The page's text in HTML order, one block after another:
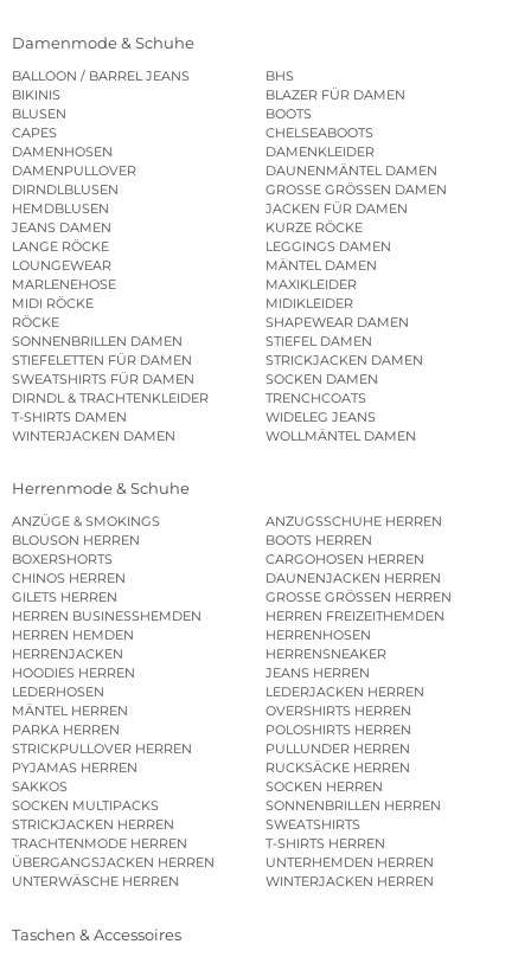
Damenmode & Schuhe
BALLOON / BARREL JEANS
BHS
BIKINIS
BLAZER FÜR DAMEN
BLUSEN
BOOTS
CAPES
CHELSEABOOTS
DAMENHOSEN
DAMENKLEIDER
DAMENPULLOVER
DAUNENMÄNTEL DAMEN
DIRNDLBLUSEN
GROSSE GRÖSSEN DAMEN
HEMDBLUSEN
JACKEN FÜR DAMEN
JEANS DAMEN
KURZE RÖCKE
LANGE RÖCKE
LEGGINGS DAMEN
LOUNGEWEAR
MÄNTEL DAMEN
MARLENEHOSE
MAXIKLEIDER
MIDI RÖCKE
MIDIKLEIDER
RÖCKE
SHAPEWEAR DAMEN
SONNENBRILLEN DAMEN
STIEFEL DAMEN
STIEFELETTEN FÜR DAMEN
STRICKJACKEN DAMEN
SWEATSHIRTS FÜR DAMEN
SOCKEN DAMEN
DIRNDL & TRACHTENKLEIDER
TRENCHCOATS
T-SHIRTS DAMEN
WIDELEG JEANS
WINTERJACKEN DAMEN
WOLLMÄNTEL DAMEN
Herrenmode & Schuhe
ANZÜGE & SMOKINGS
ANZUGSSCHUHE HERREN
BLOUSON HERREN
BOOTS HERREN
BOXERSHORTS
CARGOHOSEN HERREN
CHINOS HERREN
DAUNENJACKEN HERREN
GILETS HERREN
GROSSE GRÖSSEN HERREN
HERREN BUSINESSHEMDEN
HERREN FREIZEITHEMDEN
HERREN HEMDEN
HERRENHOSEN
HERRENJACKEN
HERRENSNEAKER
HOODIES HERREN
JEANS HERREN
LEDERHOSEN
LEDERJACKEN HERREN
MÄNTEL HERREN
OVERSHIRTS HERREN
PARKA HERREN
POLOSHIRTS HERREN
STRICKPULLOVER HERREN
PULLUNDER HERREN
PYJAMAS HERREN
RUCKSÄCKE HERREN
SAKKOS
SOCKEN HERREN
SOCKEN MULTIPACKS
SONNENBRILLEN HERREN
STRICKJACKEN HERREN
SWEATSHIRTS
TRACHTENMODE HERREN
T-SHIRTS HERREN
ÜBERGANGSJACKEN HERREN
UNTERHEMDEN HERREN
UNTERWÄSCHE HERREN
WINTERJACKEN HERREN
Taschen & Accessoires